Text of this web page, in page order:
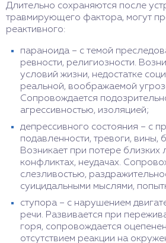
Длительно сохраняются после
травмирующего фактора, могут
реактивного:
параноида – с темой
ревности, религиозности.
условий жизни, недостатке
реальной, воображаемой
Сопровождается
агрессивностью, изоляцией;
депрессивного состояния – с
подавленности, тревоги, вины,
Возникает при потере близких
конфликтах, неудачах.
слезливостью,
суицидальными мыслями,
ступора – с нарушением
речи. Развивается при
горя, сопровождается
отсутствием реакции на